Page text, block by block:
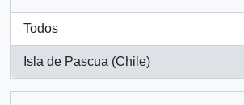
Todos
Isla de Pascua (Chile)
, 1 resultados